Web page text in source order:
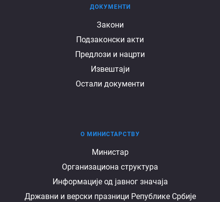
ДОКУМЕНТИ
Закони
Подзаконски акти
Предлози и нацрти
Извештаји
Остали документи
министарству
О МИНИСТАРСТВУ
Министар
Организациона структура
Информације од јавног значаја
Државни и верски празници Републике Србије